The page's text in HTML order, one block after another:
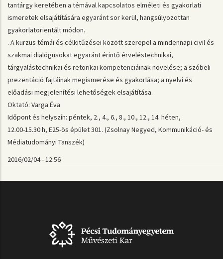
tantárgy keretében a témával kapcsolatos elméleti és gyakorlati
ismeretek elsajátítására egyaránt sor kerül, hangsúlyozottan
gyakorlatorientált módon.
. A kurzus témái és célkitűzései között szerepel a mindennapi civil és
szakmai dialógusokat egyaránt érintő érveléstechnikai,
tárgyalástechnikai és retorikai kompetenciáinak növelése; a szóbeli
prezentáció fajtáinak megismerése és gyakorlása; a nyelvi és
előadási megjelenítési lehetőségek elsajátítása.
Oktató: Varga Éva
Időpont és helyszín: péntek, 2., 4., 6., 8., 10., 12., 14. héten,
12.00-15.30 h, E25-ös épület 301. (Zsolnay Negyed, Kommunikáció- és
Médiatudományi Tanszék)
2016/02/04 - 12:56